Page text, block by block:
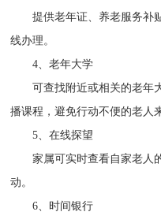
提供老年证、养老服务补
线办理。
4、老年大学
可查找附近或相关的老年
播课程，避免行动不便的老人
5、在线探望
家属可实时查看自家老人
动。
6、时间银行